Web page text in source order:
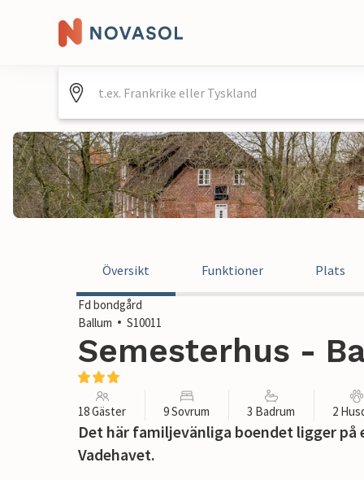
Översikt Funktioner Plats
Fd bondgård
Ballum
S10011
Semesterhus -
18 Gäster 9 Sovrum 3 Badrum 2
Det här familjevänliga boendet ligger
Vadehavet.